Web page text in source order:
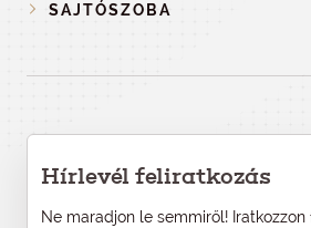
SAJTÓSZOBA
Hírlevél feliratkozás
Ne maradjon le semmiről! Iratkozzon